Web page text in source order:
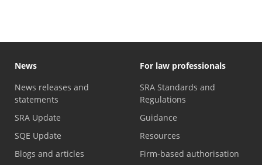
News
News releases and
statements
SRA Update
SQE Update
Blogs and articles
For law professionals
SRA Standards and
Regulations
Guidance
Resources
Firm-based authorisation